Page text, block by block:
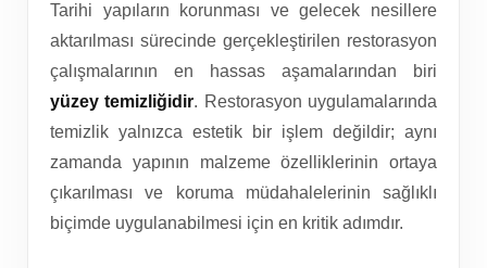
Tarihi yapıların korunması ve gelecek nesillere
aktarılması sürecinde gerçekleştirilen restorasyon
çalışmalarının en hassas aşamalarından biri
yüzey temizliğidir. Restorasyon uygulamalarında
temizlik yalnızca estetik bir işlem değildir; aynı
zamanda yapının malzeme özelliklerinin ortaya
çıkarılması ve koruma müdahalelerinin sağlıklı
biçimde uygulanabilmesi için en kritik adımdır.